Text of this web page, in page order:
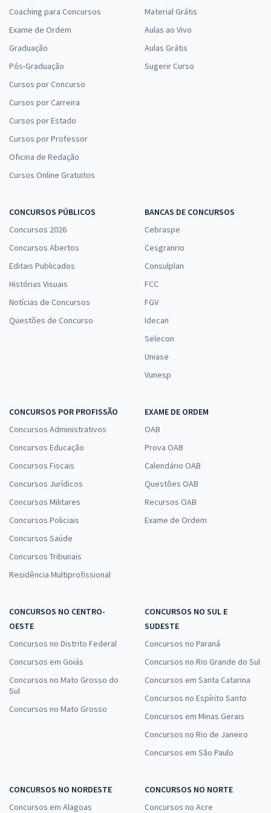
Coaching para Concursos
Exame de Ordem
Graduação
Pós-Graduação
Cursos por Concurso
Cursos por Carreira
Cursos por Estado
Cursos por Professor
Oficina de Redação
Cursos Online Gratuitos
Material Grátis
Aulas ao Vivo
Aulas Grátis
Sugerir Curso
CONCURSOS PÚBLICOS
Concursos 2026
Concursos Abertos
Editais Publicados
Histórias Visuais
Notícias de Concursos
Questões de Concurso
BANCAS DE CONCURSOS
Cebraspe
Cesgranrio
Consulplan
FCC
FGV
Idecan
Selecon
Uniase
Vunesp
CONCURSOS POR PROFISSÃO
Concursos Administrativos
Concursos Educação
Concursos Fiscais
Concursos Jurídicos
Concursos Militares
Concursos Policiais
Concursos Saúde
Concursos Tribunais
Residência Multiprofissional
EXAME DE ORDEM
OAB
Prova OAB
Calendário OAB
Questões OAB
Recursos OAB
Exame de Ordem
CONCURSOS NO CENTRO-
OESTE
Concursos no Distrito Federal
Concursos em Goiás
Concursos no Mato Grosso do
Sul
Concursos no Mato Grosso
CONCURSOS NO SUL E
SUDESTE
Concursos no Paraná
Concursos no Rio Grande do Sul
Concursos em Santa Catarina
Concursos no Espírito Santo
Concursos em Minas Gerais
Concursos no Rio de Janeiro
Concursos em São Paulo
CONCURSOS NO NORDESTE
Concursos em Alagoas
CONCURSOS NO NORTE
Concursos no Acre